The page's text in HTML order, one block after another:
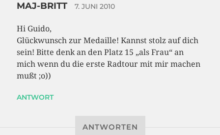
MAJ-BRITT 7. JUNI 2010
Hi Guido,
Glückwunsch zur Medaille! Kannst stolz auf dich
sein! Bitte denk an den Platz 15 „als Frau“ an
mich wenn du die erste Radtour mit mir machen
mußt ;o))
ANTWORT
ANTWORTEN